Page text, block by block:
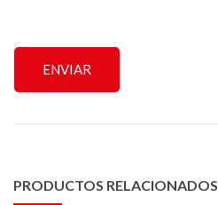
PRODUCTOS RELACIONADOS